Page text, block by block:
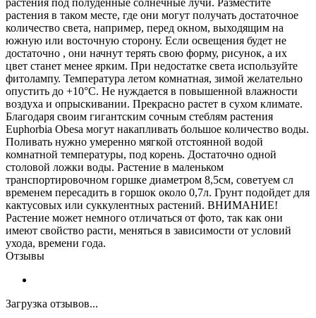
растения в таком месте, где они могут получать достаточное
количество света, например, перед окном, выходящим на
южную или восточную сторону. Если освещения будет не
достаточно , они начнут терять свою форму, рисунок, а их
цвет станет менее ярким. При недостатке света используйте
фитолампу. Температура летом комнатная, зимой желательно
опустить до +10°С. Не нуждается в повышенной влажности
воздуха и опрыскивании. Прекрасно растет в сухом климате.
Благодаря своим гигантским сочным стеблям растения
Euphorbia Obesa могут накапливать большое количество воды.
Поливать нужно умеренно мягкой отстоянной водой
комнатной температуры, под корень. Достаточно одной
столовой ложки воды. Растение в маленьком
транспортировочном горшке диаметром 8,5см, советуем сл
временем пересадить в горшок около 0,7л. Грунт подойдет для
кактусовых или суккулентных растений. ВНИМАНИЕ!
Растение может немного отличаться от фото, так как они
имеют свойство расти, меняться в зависимости от условий
ухода, времени года.
Отзывы
Загрузка отзывов...